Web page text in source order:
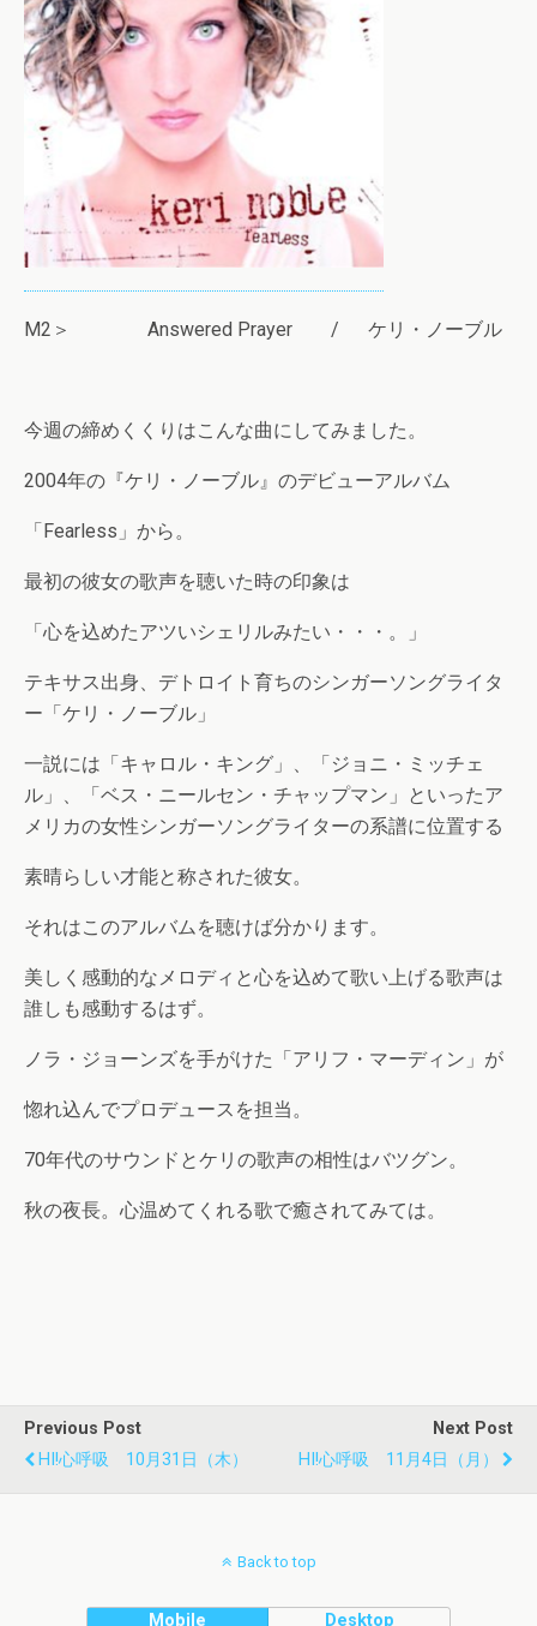
M2＞ Answered Prayer / ケリ・ノーブル
今週の締めくくりはこんな曲にしてみました。
2004年の『ケリ・ノーブル』のデビューアルバム
「Fearless」から。
最初の彼女の歌声を聴いた時の印象は
「心を込めたアツいシェリルみたい・・・。」
テキサス出身、デトロイト育ちのシンガーソングライタ
ー「ケリ・ノーブル」
一説には「キャロル・キング」、「ジョニ・ミッチェ
ル」、「ベス・ニールセン・チャップマン」といったア
メリカの女性シンガーソングライターの系譜に位置する
素晴らしい才能と称された彼女。
それはこのアルバムを聴けば分かります。
美しく感動的なメロディと心を込めて歌い上げる歌声は
誰しも感動するはず。
ノラ・ジョーンズを手がけた「アリフ・マーディン」が
惚れ込んでプロデュースを担当。
70年代のサウンドとケリの歌声の相性はバツグン。
秋の夜長。心温めてくれる歌で癒されてみては。
Previous Post
HI!心呼吸 10月31日（木）
Next Post
HI!心呼吸 11月4日（月）
Back to top
Mobile Desktop